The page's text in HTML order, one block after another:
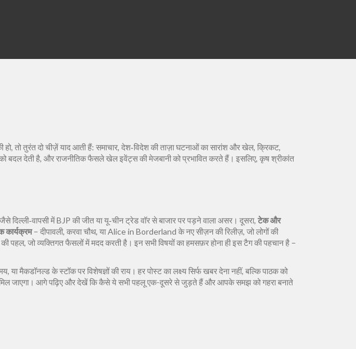
हो, तो तुरंत दो चीज़ें याद आती हैं: समाचार, देश‑विदेश की ताज़ा घटनाओं का सारांशऔरखेल, क्रिकट,
बदल देती है, और राजनीतिक फैसले खेल इवेंट्स की मेजबानी को प्रभावित करते हैं। इसलिए, कृष श्रीकांत
दिल्ली‑वापसी में BJP की जीत या यू‑चीन ट्रेड वॉर से बाजार पर पड़ने वाला असर। दूसरा, टेक और
कार्यक्रम– दीपावली, करवा चौथ, या Alice in Borderland के नए सीज़न की रिलीज़, जो लोगों की
पहल, जो व्यक्तिगत फैसलों में मदद करती है। इन सभी विषयों का हमसफ़र होना ही इस टैग की पहचान है –
मैकडॉनल्ड के स्टॉक पर विशेषज्ञों की राय। हर पोस्ट का लक्ष्य सिर्फ खबर देना नहीं, बल्कि पाठक को
मिल जाएगा। आगे पढ़िए और देखें कि कैसे ये सभी पहलू एक-दूसरे से जुड़ते हैं और आपके समझ को गहरा बनाते